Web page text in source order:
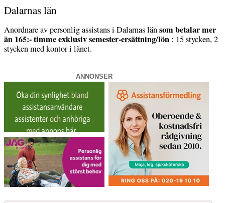
Dalarnas län
Anordnare av personlig assistans i Dalarnas länsom betalar mer
än 165:- timme exklusiv semester-ersättning/lön : 15 stycken, 2
stycken med kontor i länet.
ANNONSER